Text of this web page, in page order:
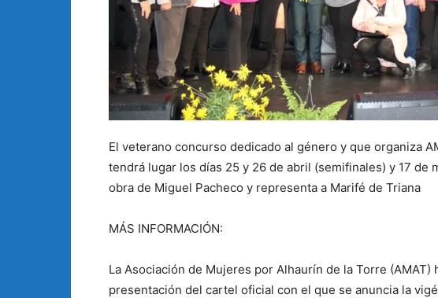
El veterano concurso dedicado al género y que organiza
tendrá lugar los días 25 y 26 de abril (semifinales) y 17 de
obra de Miguel Pacheco y representa a Marifé de Triana
MÁS INFORMACIÓN:
La Asociación de Mujeres por Alhaurín de la Torre
presentación del cartel oficial con el que se anuncia la